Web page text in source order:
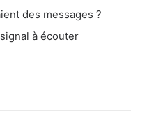
des messages ?
signal à écouter